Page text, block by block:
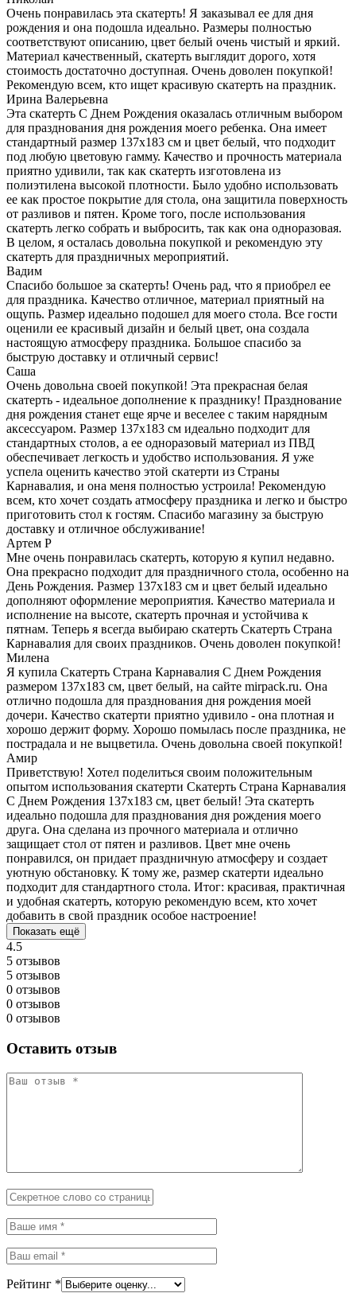
Очень понравилась эта скатерть! Я заказывал ее для дня
рождения и она подошла идеально. Размеры полностью
соответствуют описанию, цвет белый очень чистый и яркий.
Материал качественный, скатерть выглядит дорого, хотя
стоимость достаточно доступная. Очень доволен покупкой!
Рекомендую всем, кто ищет красивую скатерть на праздник.
Ирина Валерьевна
Эта скатерть С Днем Рождения оказалась отличным выбором
для празднования дня рождения моего ребенка. Она имеет
стандартный размер 137х183 см и цвет белый, что подходит
под любую цветовую гамму. Качество и прочность материала
приятно удивили, так как скатерть изготовлена из
полиэтилена высокой плотности. Было удобно использовать
ее как простое покрытие для стола, она защитила поверхность
от разливов и пятен. Кроме того, после использования
скатерть легко собрать и выбросить, так как она одноразовая.
В целом, я осталась довольна покупкой и рекомендую эту
скатерть для праздничных мероприятий.
Вадим
Спасибо большое за скатерть! Очень рад, что я приобрел ее
для праздника. Качество отличное, материал приятный на
ощупь. Размер идеально подошел для моего стола. Все гости
оценили ее красивый дизайн и белый цвет, она создала
настоящую атмосферу праздника. Большое спасибо за
быструю доставку и отличный сервис!
Саша
Очень довольна своей покупкой! Эта прекрасная белая
скатерть - идеальное дополнение к празднику! Празднование
дня рождения станет еще ярче и веселее с таким нарядным
аксессуаром. Размер 137х183 см идеально подходит для
стандартных столов, а ее одноразовый материал из ПВД
обеспечивает легкость и удобство использования. Я уже
успела оценить качество этой скатерти из Страны
Карнавалия, и она меня полностью устроила! Рекомендую
всем, кто хочет создать атмосферу праздника и легко и быстро
приготовить стол к гостям. Спасибо магазину за быструю
доставку и отличное обслуживание!
Артем Р
Мне очень понравилась скатерть, которую я купил недавно.
Она прекрасно подходит для праздничного стола, особенно на
День Рождения. Размер 137х183 см и цвет белый идеально
дополняют оформление мероприятия. Качество материала и
исполнение на высоте, скатерть прочная и устойчива к
пятнам. Теперь я всегда выбираю скатерть Скатерть Страна
Карнавалия для своих праздников. Очень доволен покупкой!
Милена
Я купила Скатерть Страна Карнавалия С Днем Рождения
размером 137х183 см, цвет белый, на сайте mirpack.ru. Она
отлично подошла для празднования дня рождения моей
дочери. Качество скатерти приятно удивило - она плотная и
хорошо держит форму. Хорошо помылась после праздника, не
пострадала и не выцветила. Очень довольна своей покупкой!
Амир
Приветствую! Хотел поделиться своим положительным
опытом использования скатерти Скатерть Страна Карнавалия
С Днем Рождения 137х183 см, цвет белый! Эта скатерть
идеально подошла для празднования дня рождения моего
друга. Она сделана из прочного материала и отлично
защищает стол от пятен и разливов. Цвет мне очень
понравился, он придает праздничную атмосферу и создает
уютную обстановку. К тому же, размер скатерти идеально
подходит для стандартного стола. Итог: красивая, практичная
и удобная скатерть, которую рекомендую всем, кто хочет
добавить в свой праздник особое настроение!
Показать ещё
4.5
5 отзывов
5 отзывов
0 отзывов
0 отзывов
0 отзывов
Оставить отзыв
Рейтинг *